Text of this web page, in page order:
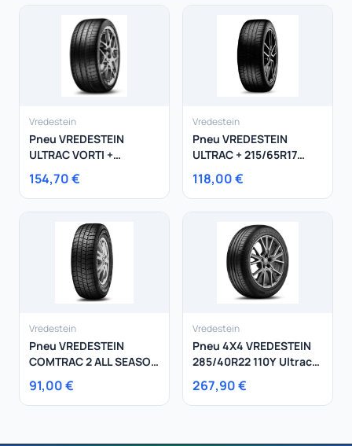
Vredestein
Pneu VREDESTEIN
ULTRAC VORTI +
275/40R19 105Y
154,70 €
Vredestein
Pneu VREDESTEIN
ULTRAC + 215/65R17
103V
118,00 €
Vredestein
Pneu VREDESTEIN
COMTRAC 2 ALL SEASON
+ 195/70R15 104R
91,00 €
Vredestein
Pneu 4X4 VREDESTEIN
285/40R22 110Y Ultrac
Pro XL
267,90 €